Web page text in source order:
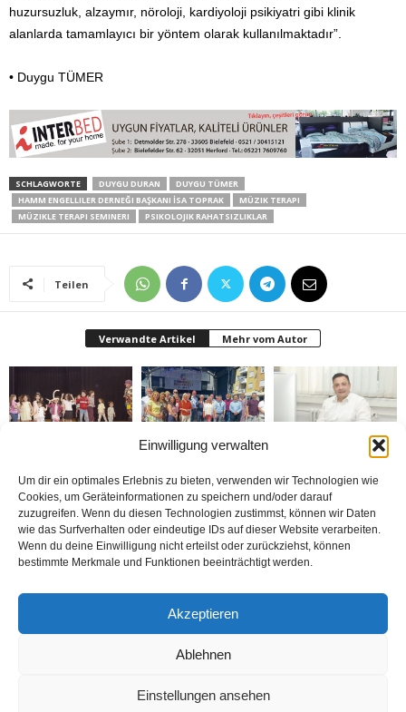
Einwilligung verwalten
Um dir ein optimales Erlebnis zu bieten, verwenden wir Technologien wie
Cookies, um Geräteinformationen zu speichern und/oder darauf
zuzugreifen. Wenn du diesen Technologien zustimmst, können wir Daten
wie das Surfverhalten oder eindeutige IDs auf dieser Website verarbeiten.
Wenn du deine Einwilligung nicht erteilst oder zurückziehst, können
bestimmte Merkmale und Funktionen beeinträchtigt werden.
Akzeptieren
Ablehnen
Einstellungen ansehen
huzursuzluk, alzaymır, nöroloji, kardiyoloji psikiyatri gibi klinik
alanlarda tamamlayıcı bir yöntem olarak kullanılmaktadır”.
• Duygu TÜMER
SCHLAGWORTE DUYGU DURAN
DUYGU TÜMER
HAMM ENGELLILER DERNEĞI BAŞKANI İSA TOPRAK
MÜZIK TERAPI
MÜZIKLE TERAPI SEMINERI
PSIKOLOJIK RAHATSIZLIKLAR
Teilen
Verwandte Artikel Mehr vom Autor
Festivali yapıldı
Yabancılar Haftası
donduruldu
Wiedenbrück’e açtı
Bakım Sigortası
Danışmanlığı Yapıyoruz
sistemi ile çalışıyor